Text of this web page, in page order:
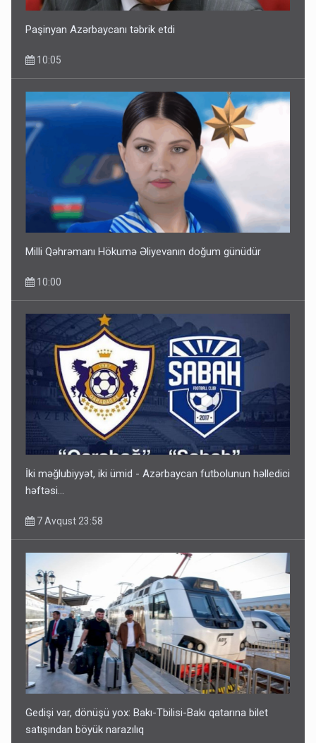
Paşinyan Azərbaycanı təbrik etdi
10:05
Milli Qəhrəmanı Hökumə Əliyevanın doğum günüdür
10:00
İki məğlubiyyət, iki ümid - Azərbaycan futbolunun həlledici
həftəsi...
7 Avqust 23:58
Gedişi var, dönüşü yox: Bakı-Tbilisi-Bakı qatarına bilet
satışından böyük narazılıq